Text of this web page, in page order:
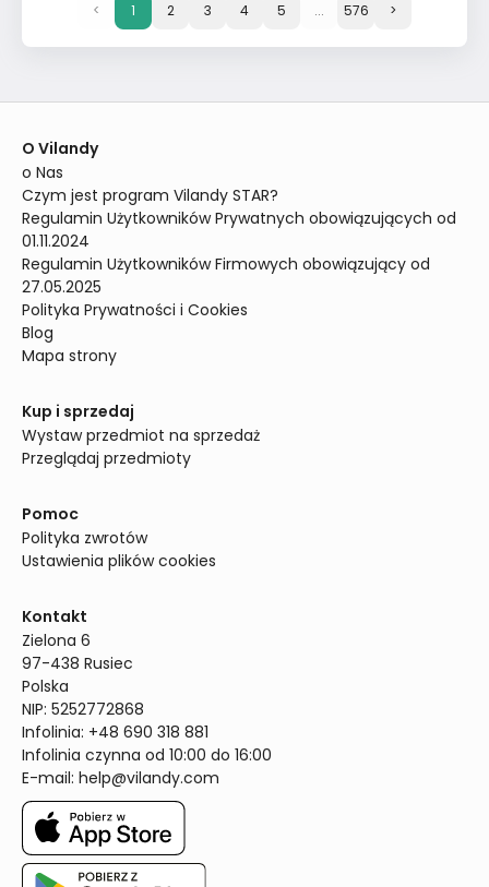
< 1 2 3 4 5 ... 576 >
O Vilandy
o Nas
Czym jest program Vilandy STAR?
Regulamin Użytkowników Prywatnych obowiązujących od
01.11.2024
Regulamin Użytkowników Firmowych obowiązujący od
27.05.2025
Polityka Prywatności i Cookies
Blog
Mapa strony
Kup i sprzedaj
Wystaw przedmiot na sprzedaż
Przeglądaj przedmioty
Pomoc
Polityka zwrotów
Ustawienia plików cookies
Kontakt
Zielona 6
97-438 Rusiec
Polska
NIP: 5252772868
Infolinia: +48 690 318 881
Infolinia czynna od 10:00 do 16:00
E-mail: help@vilandy.com